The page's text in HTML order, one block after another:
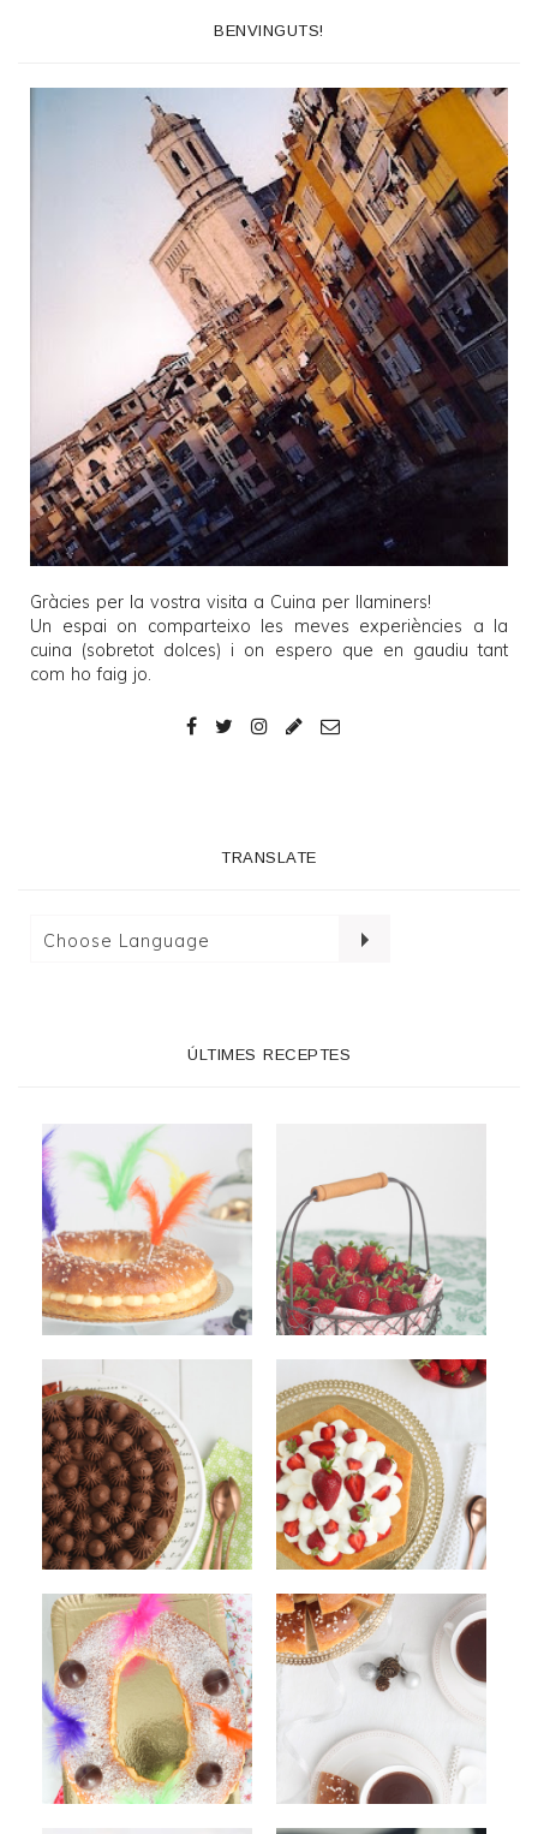
BENVINGUTS!
Gràcies per la vostra visita a Cuina per llaminers!
Un espai on comparteixo les meves experiències a la
cuina (sobretot dolces) i on espero que en gaudiu tant
com ho faig jo.
TRANSLATE
ÚLTIMES RECEPTES